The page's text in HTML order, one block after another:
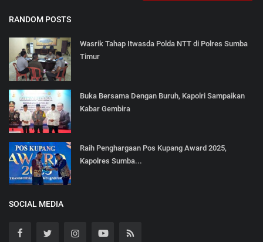
RANDOM POSTS
Wasrik Tahap Itwasda Polda NTT di Polres Sumba
Timur
Buka Bersama Dengan Buruh, Kapolri Sampaikan
Kabar Gembira
Raih Penghargaan Pos Kupang Award 2025,
Kapolres Sumba...
SOCIAL MEDIA